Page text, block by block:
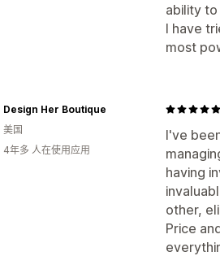
ability
I have
most
I've
having
other,
Price
Design Her Boutique
美国
4年多 人在使用应用